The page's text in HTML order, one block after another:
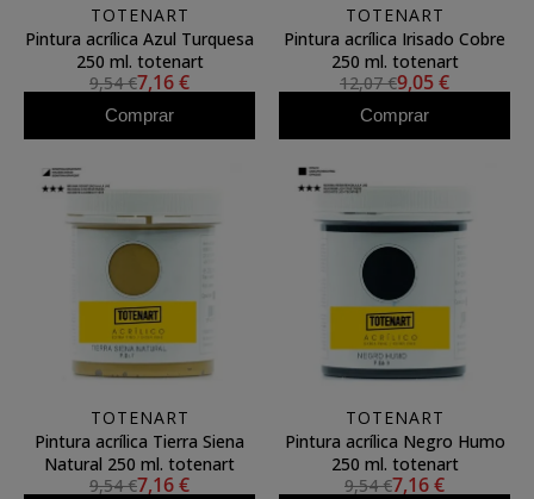
TOTENART
Pintura acrílica Azul Turquesa
250 ml. totenart
9,54 €7,16 €
Comprar
TOTENART
Pintura acrílica Irisado Cobre
250 ml. totenart
12,07 €9,05 €
Comprar
TOTENART
Pintura acrílica Tierra Siena
Natural 250 ml. totenart
9,54 €7,16 €
TOTENART
Pintura acrílica Negro Humo
250 ml. totenart
9,54 €7,16 €